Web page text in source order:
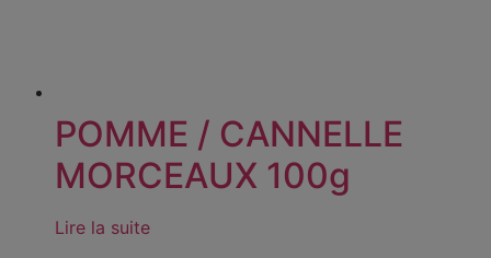
POMME / CANNELLE
MORCEAUX 100g
Lire la suite